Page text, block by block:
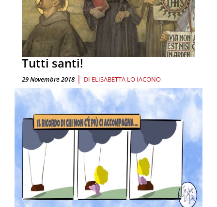
Tutti santi!
29 Novembre 2018 | DI ELISABETTA LO IACONO